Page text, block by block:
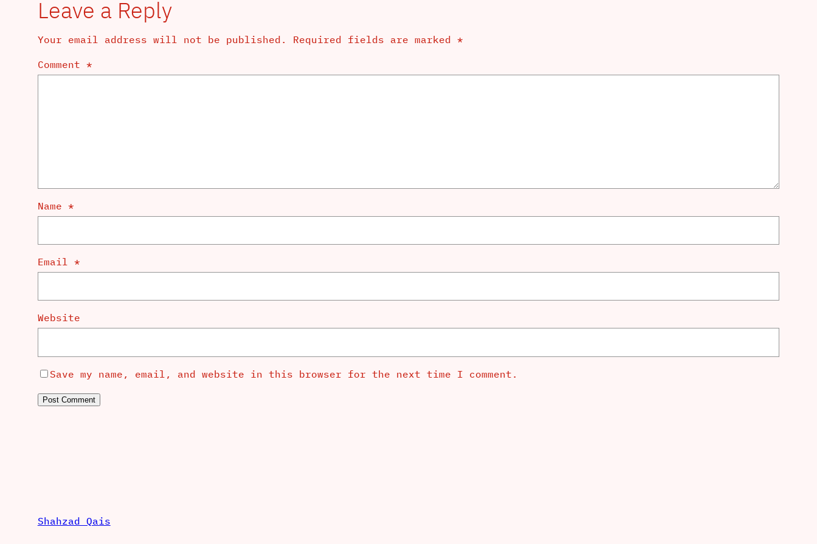
Leave a Reply
Your email address will not be published. Required fields are marked *
Comment *
Name *
Email *
Website
Save my name, email, and website in this browser for the next time I comment.
Shahzad Qais